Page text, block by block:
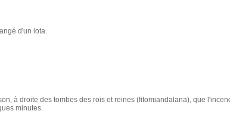
d'un iota.
à droite des tombes des rois et reines (fitomiandalana), que
minutes.